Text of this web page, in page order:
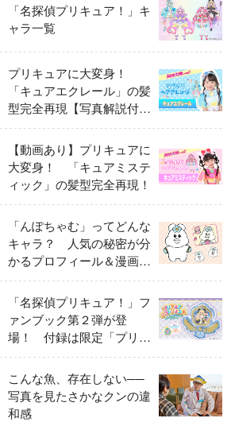
せんたくき」
「名探偵プリキュア！」キ
ャラ一覧
プリキュアに大変身！
「キュアエクレール」の髪
型完全再現【写真解説付
き】
【動画あり】プリキュアに
大変身！ 「キュアミステ
ィック」の髪型完全再現！
「んぽちゃむ」ってどんな
キャラ？ 人気の秘密が分
かるプロフィール＆漫画ま
とめ
「名探偵プリキュア！」フ
ァンブック第２弾が登
場！ 付録は限定「プリキ
ュアマコトジュエル キュ
アアルカナ・シャドウ ア
イスver.」 キュアエクレ
ールを大特集！
こんな魚、存在しない──
写真を見たさかなクンの違
和感